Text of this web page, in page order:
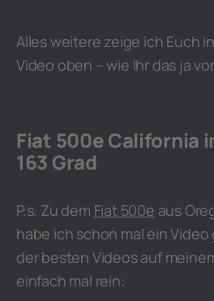
Alles weitere zeige ich Euch
Video oben – wie Ihr das ja
Fiat 500e California
163 Grad
P.s. Zu dem Fiat 500e aus
habe ich schon mal ein
der besten Videos auf
einfach mal rein: